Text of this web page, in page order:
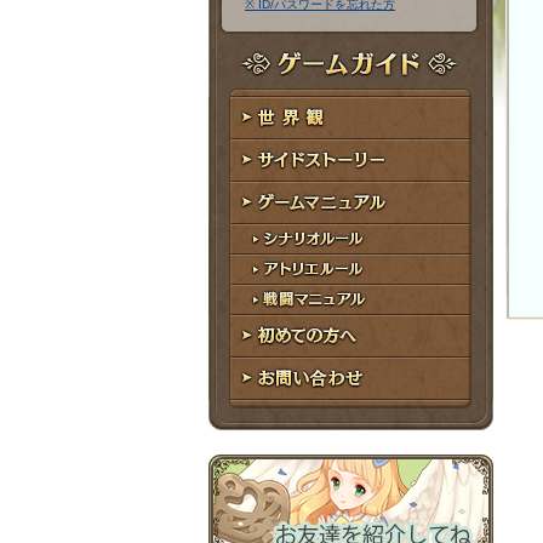
ア
ド
レ
ス
ー
ド
※ ID/パスワードを忘れた方
ゲームガイド
世界観
サイドストーリー
ゲームマニュアル
シナリオルール
アトリエルール
戦闘マニュアル
初めての方へ
お問い合わせ